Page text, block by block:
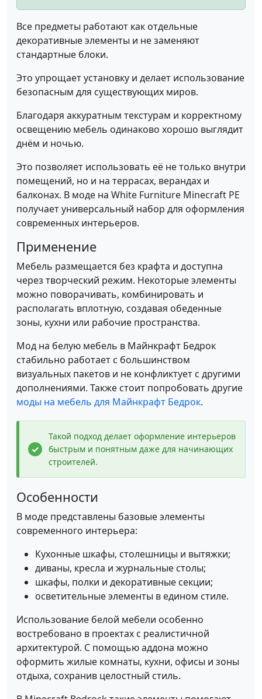
Все предметы работают как отдельные
декоративные элементы и не заменяют
стандартные блоки.
Это упрощает установку и делает использование
безопасным для существующих миров.
Благодаря аккуратным текстурам и корректному
освещению мебель одинаково хорошо выглядит
днём и ночью.
Это позволяет использовать её не только внутри
помещений, но и на террасах, верандах и
балконах. В моде на White Furniture Minecraft PE
получает универсальный набор для оформления
современных интерьеров.
Применение
Мебель размещается без крафта и доступна
через творческий режим. Некоторые элементы
можно поворачивать, комбинировать и
располагать вплотную, создавая обеденные
зоны, кухни или рабочие пространства.
Мод на белую мебель в Майнкрафт Бедрок
стабильно работает с большинством
визуальных пакетов и не конфликтует с другими
дополнениями. Также стоит попробовать другие
моды на мебель для Майнкрафт Бедрок.
Такой подход делает оформление интерьеров
быстрым и понятным даже для начинающих
строителей.
Особенности
В моде представлены базовые элементы
современного интерьера:
Кухонные шкафы, столешницы и вытяжки;
диваны, кресла и журнальные столы;
шкафы, полки и декоративные секции;
осветительные элементы в едином стиле.
Использование белой мебели особенно
востребовано в проектах с реалистичной
архитектурой. С помощью аддона можно
оформить жилые комнаты, кухни, офисы и зоны
отдыха, сохранив целостный стиль.